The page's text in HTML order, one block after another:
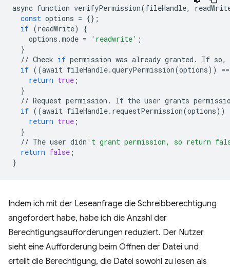
async function verifyPermission(fileHandle,
const options = {};
if (readWrite)
{
options .mode = 'readwrite' ;
}
// Check if permission was already granted . If so,
if ((await fileHandle.queryPermission(options))
return true ;
}
// Request permission . If the user grants
if ((await fileHandle. requestPermission(options))
return true ;
}
// The user didn 't grant permission, so return
return false ;
}
Indem ich mit der Leseanfrage die Schreibberechtigung
angefordert habe, habe ich die Anzahl der
Berechtigungsaufforderungen reduziert. Der Nutzer
sieht eine Aufforderung beim Öffnen der Datei und
erteilt die Berechtigung, die Datei sowohl zu lesen als